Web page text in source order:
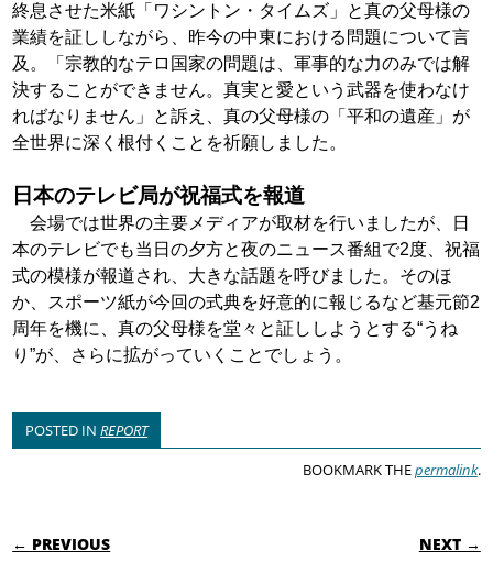
終息 させた米紙「ワシントン・タイムズ」と真の父母様の
業績を証ししながら、昨今の中東における問題について言
及。「宗教的なテロ国家の問題は、軍事的な力のみでは解
決すること ができません。真実と愛という武器を使わなけ
ればなりません」と訴え、真の父母様の「平和の遺産」が
全世界に深く根付くことを祈願しました。
日本のテレビ局が祝福式を報道
会場では世界の主要メディアが取材を行いましたが、日
本のテレビでも当日の夕方と夜のニュース番組で2度、祝福
式の模様が報道され、大きな話題を呼びました。そのほ
か、スポーツ紙が今回の式典を好意的に報じるなど基元節2
周年を機に、真の父母様を堂々と証ししようとする“うね
り”が、さらに拡がっていくことでしょう。
POSTED INREPORT
BOOKMARK THEpermalink.
POST NAVIGATION
← PREVIOUS NEXT →